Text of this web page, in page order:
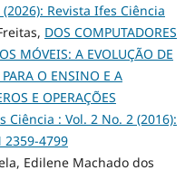
Revista Ifes Ciência
DOS COMPUTADORES
MÓVEIS: A EVOLUÇÃO DE
O ENSINO E A
E OPERAÇÕES
Ciência : Vol. 2 No. 2 (2016):
2359-4799
Edilene Machado dos